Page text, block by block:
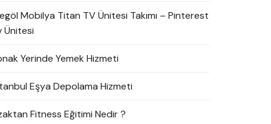
Mobilya Titan TV Ünitesi Takımı – Pinterest
Ünitesi
Yerinde Yemek Hizmeti
Eşya Depolama Hizmeti
Fitness Eğitimi Nedir ?